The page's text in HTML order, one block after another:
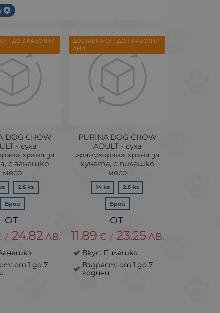
DOG CHOW
- суха
храна за
с агнешко
месо
2.5 кг
Брой
/ 24.82 ЛВ.
от 1 до 7
1 ДО 3 РАБОТНИ
PURINA DOG CHOW
ADULT - суха
гранулирана храна за
кучета, с пилешко
месо
14 кг 2.5 кг
Брой
11.89 € / 23.25 ЛВ.
Вкус: Пилешко
Възраст: от 1 до 7
години
ДОСТАВКА ОТ 1 ДО 3 РАБОТНИ
ДНИ